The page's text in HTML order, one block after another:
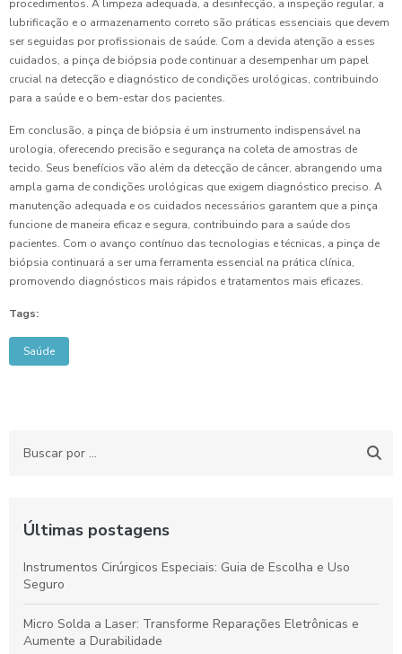
procedimentos. A limpeza adequada, a desinfecção, a inspeção regular, a
lubrificação e o armazenamento correto são práticas essenciais que devem
ser seguidas por profissionais de saúde. Com a devida atenção a esses
cuidados, a pinça de biópsia pode continuar a desempenhar um papel
crucial na detecção e diagnóstico de condições urológicas, contribuindo
para a saúde e o bem-estar dos pacientes.
Em conclusão, a pinça de biópsia é um instrumento indispensável na
urologia, oferecendo precisão e segurança na coleta de amostras de
tecido. Seus benefícios vão além da detecção de câncer, abrangendo uma
ampla gama de condições urológicas que exigem diagnóstico preciso. A
manutenção adequada e os cuidados necessários garantem que a pinça
funcione de maneira eficaz e segura, contribuindo para a saúde dos
pacientes. Com o avanço contínuo das tecnologias e técnicas, a pinça de
biópsia continuará a ser uma ferramenta essencial na prática clínica,
promovendo diagnósticos mais rápidos e tratamentos mais eficazes.
Tags:
Saúde
Últimas postagens
Instrumentos Cirúrgicos Especiais: Guia de Escolha e Uso
Seguro
Micro Solda a Laser: Transforme Reparações Eletrônicas e
Aumente a Durabilidade